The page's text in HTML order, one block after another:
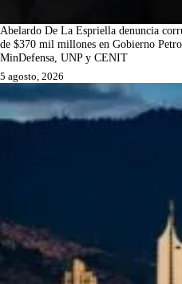
Abelardo De La Espriella denuncia
de $370 mil millones en Gobierno
MinDefensa, UNP y CENIT
5 agosto, 2026